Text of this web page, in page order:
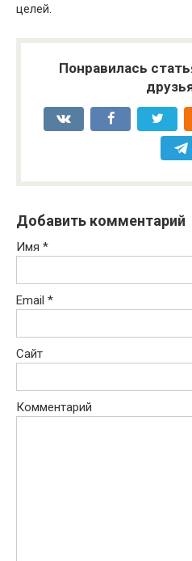
целей.
Понравилась
Добавить комментарий
Имя *
Email *
Сайт
Комментарий